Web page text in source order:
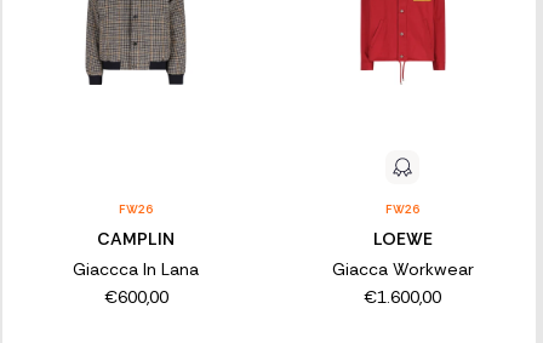
FW26
CAMPLIN
Giaccca In Lana
€600,00
FW26
LOEWE
Giacca Workwear
€1.600,00